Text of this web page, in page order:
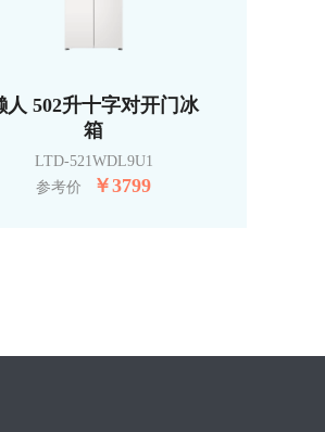
人 502升十字对开门冰
箱
LTD-521WDL9U1
参考价
￥3799